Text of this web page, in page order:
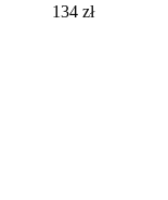
134 zł